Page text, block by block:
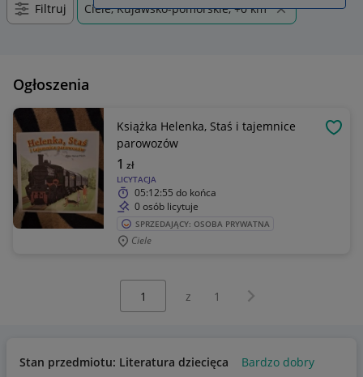
Filtruj Ciele, Kujawsko-pomorskie, +0 km
Ogłoszenia
Książka Helenka, Staś i tajemnice
parowozów
LICYTACJA
1 zł
05:12:55 do końca
0 osób licytuje
SPRZEDAJĄCY: OSOBA PRYWATNA
Ciele
z 1 Następna strona
Stan przedmiotu: Literatura dziecięca Bardzo dobry